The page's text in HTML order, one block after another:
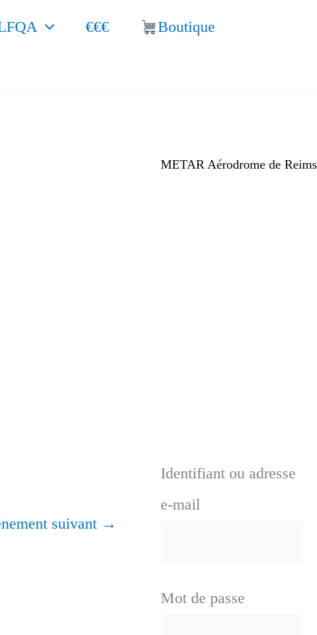
€€€ Boutique
suivant →
METAR Aérodrome de
Identifiant ou adresse
e-mail
Mot de passe